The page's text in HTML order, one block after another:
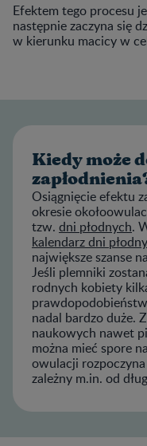
Efektem tego procesu
następnie zaczyna się
w kierunku macicy w
Kiedy może
Osiągnięcie efektu
okresie
tzw. dni płodnych.
kalendarz dni
największe szanse
Jeśli plemniki
rodnych kobiety
nadal bardzo duże.
naukowych nawet
można mieć spore
owulacji
zależny m.in. od